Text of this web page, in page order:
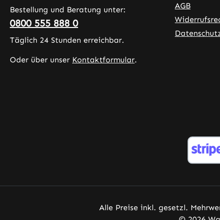
Hygienestandards HACCP • Ohne
Zusatz- und Farbstoffe Bitte
beachten Sie: Als Hersteller und
Vertreiber von
wir keine Angaben zur Wirkung
Bestellung und Beratung unter:
0800 555 888 0
Täglich 24 Stunden erreichbar.
Oder über unser Kontaktformular.
AGB
Alle Preise inkl. gesetzl.